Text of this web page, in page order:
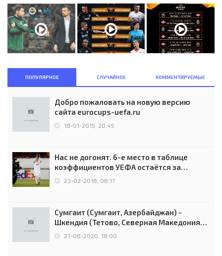
ПОПУЛЯРНОЕ СЛУЧАЙНОЕ КОММЕНТИРУЕМЫЕ
Добро пожаловать на новую версию
сайта eurocups-uefa.ru
18-01-2015, 20:45
Нас не догонят. 6-е место в таблице
коэффициентов УЕФА остаётся за
Россией
23-02-2018, 08:17
Сумгаит (Сумгаит, Азербайджан) -
Шкендия (Тетово, Северная Македония) -
0:2 (0:0)
27-08-2020, 18:00